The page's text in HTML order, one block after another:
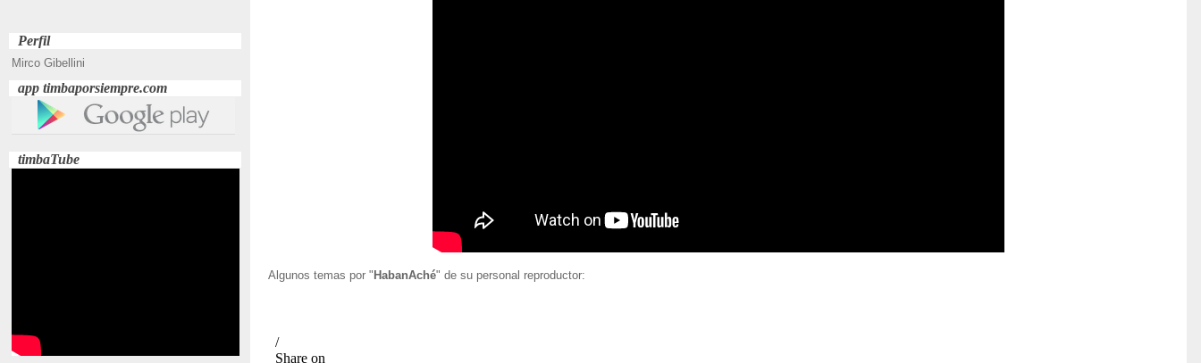
Perfil
Mirco Gibellini
app timbaporsiempre.com
timbaTube
Algunos temas por " HabanAché" de su personal reproductor: